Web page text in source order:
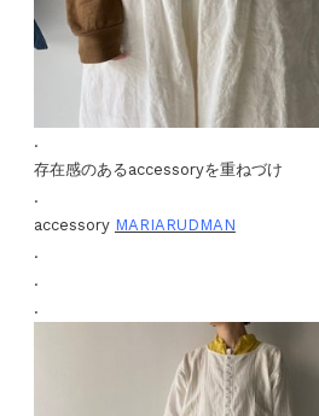
.
存在感のあるaccessoryを重ねづけ
.
accessory MARIARUDMAN
.
.
.